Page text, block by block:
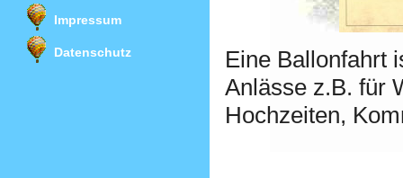
Impressum
Datenschutz
Eine Ballonfahrt
Anlässe z.B. für
Hochzeiten,